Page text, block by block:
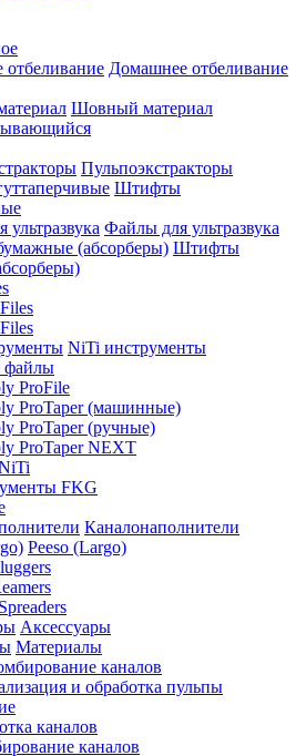
Домашнее отбеливание
Шовный материал
Пульпоэкстракторы
Штифты
Файлы для ультразвука
Штифты
NiTi инструменты
файлы
ProFile
ProTaper (машинные)
ProTaper (ручные)
ProTaper NEXT
FKG
Каналонаполнители
Peeso (Largo)
Spreaders
Аксессуары
Материалы
каналов
и обработка пульпы
каналов
каналов